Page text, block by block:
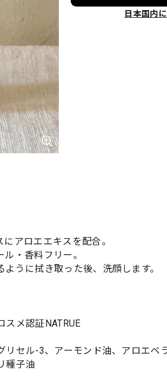
日本国内
アロエエキスを配合。
・香料フリー。
うに拭き取った後、洗顔します。
メ認証NATRUE
セル-3、アーモンド油、アロエベ
種子油